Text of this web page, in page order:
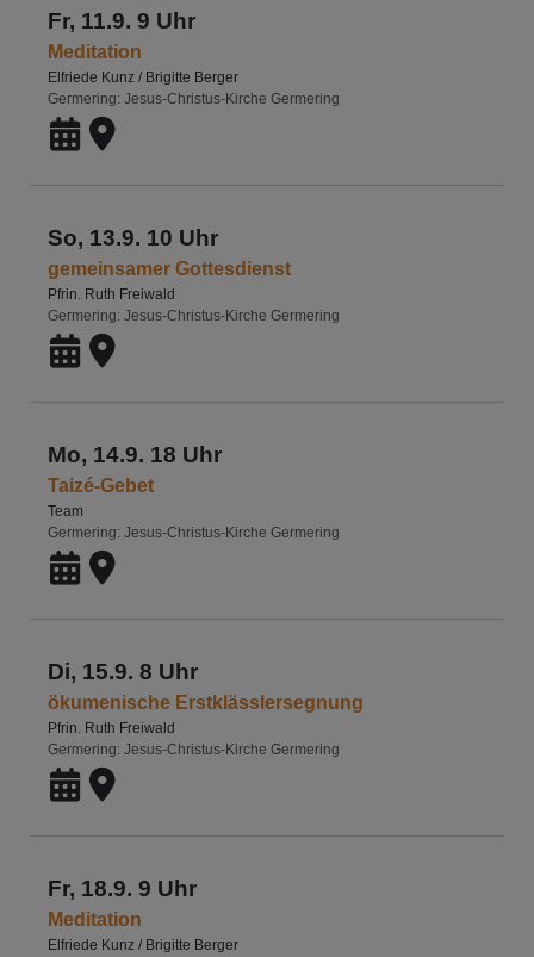
Fr, 11.9. 9 Uhr
Meditation
Elfriede Kunz / Brigitte Berger
Germering Jesus-Christus-Kirche Germering
So, 13.9. 10 Uhr
gemeinsamer Gottesdienst
Pfrin. Ruth Freiwald
Germering Jesus-Christus-Kirche Germering
Mo, 14.9. 18 Uhr
Taizé-Gebet
Team
Germering Jesus-Christus-Kirche Germering
Di, 15.9. 8 Uhr
ökumenische Erstklässlersegnung
Pfrin. Ruth Freiwald
Germering Jesus-Christus-Kirche Germering
Fr, 18.9. 9 Uhr
Meditation
Elfriede Kunz / Brigitte Berger